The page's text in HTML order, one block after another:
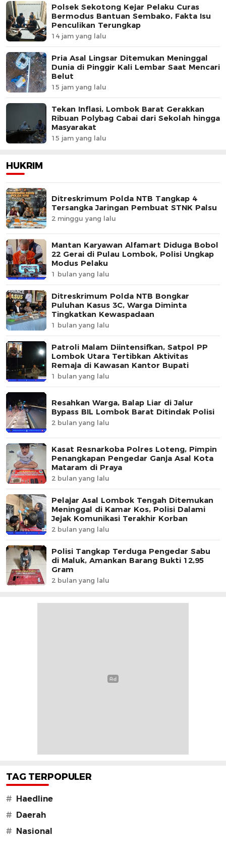
Polsek Sekotong Kejar Pelaku Curas
Bermodus Bantuan Sembako, Fakta Isu
Penculikan Terungkap
14 jam yang lalu
Pria Asal Lingsar Ditemukan Meninggal
Dunia di Pinggir Kali Lembar Saat Mencari
Belut
15 jam yang lalu
Tekan Inflasi, Lombok Barat Gerakkan
Ribuan Polybag Cabai dari Sekolah hingga
Masyarakat
15 jam yang lalu
HUKRIM
Ditreskrimum Polda NTB Tangkap 4
Tersangka Jaringan Pembuat STNK Palsu
2 minggu yang lalu
Mantan Karyawan Alfamart Diduga Bobol
22 Gerai di Pulau Lombok, Polisi Ungkap
Modus Pelaku
1 bulan yang lalu
Ditreskrimum Polda NTB Bongkar
Puluhan Kasus 3C, Warga Diminta
Tingkatkan Kewaspadaan
1 bulan yang lalu
Patroli Malam Diintensifkan, Satpol PP
Lombok Utara Tertibkan Aktivitas
Remaja di Kawasan Kantor Bupati
1 bulan yang lalu
Resahkan Warga, Balap Liar di Jalur
Bypass BIL Lombok Barat Ditindak Polisi
2 bulan yang lalu
Kasat Resnarkoba Polres Loteng, Pimpin
Penangkapan Pengedar Ganja Asal Kota
Mataram di Praya
2 bulan yang lalu
Pelajar Asal Lombok Tengah Ditemukan
Meninggal di Kamar Kos, Polisi Dalami
Jejak Komunikasi Terakhir Korban
2 bulan yang lalu
Polisi Tangkap Terduga Pengedar Sabu
di Maluk, Amankan Barang Bukti 12,95
Gram
2 bulan yang lalu
TAG TERPOPULER
#
Haedline
#
Daerah
#
Nasional